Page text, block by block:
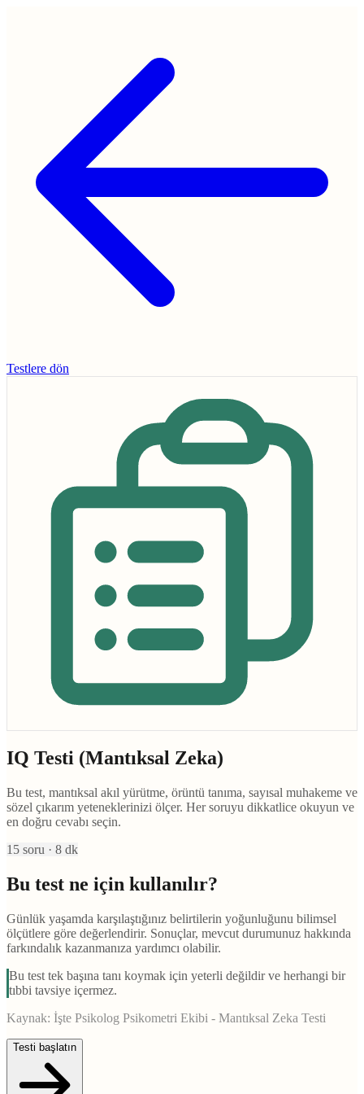
Testlere dön
IQ Testi (Mantıksal Zeka)
Bu test, mantıksal akıl yürütme, örüntü tanıma, sayısal muhakeme ve
sözel çıkarım yeteneklerinizi ölçer. Her soruyu dikkatlice okuyun ve
en doğru cevabı seçin.
15 soru · 8 dk
Bu test ne için kullanılır?
Günlük yaşamda karşılaştığınız belirtilerin yoğunluğunu bilimsel
ölçütlere göre değerlendirir. Sonuçlar, mevcut durumunuz hakkında
farkındalık kazanmanıza yardımcı olabilir.
Bu test tek başına tanı koymak için yeterli değildir ve herhangi bir
tıbbi tavsiye içermez.
Kaynak: İşte Psikolog Psikometri Ekibi - Mantıksal Zeka Testi
Testi başlatın